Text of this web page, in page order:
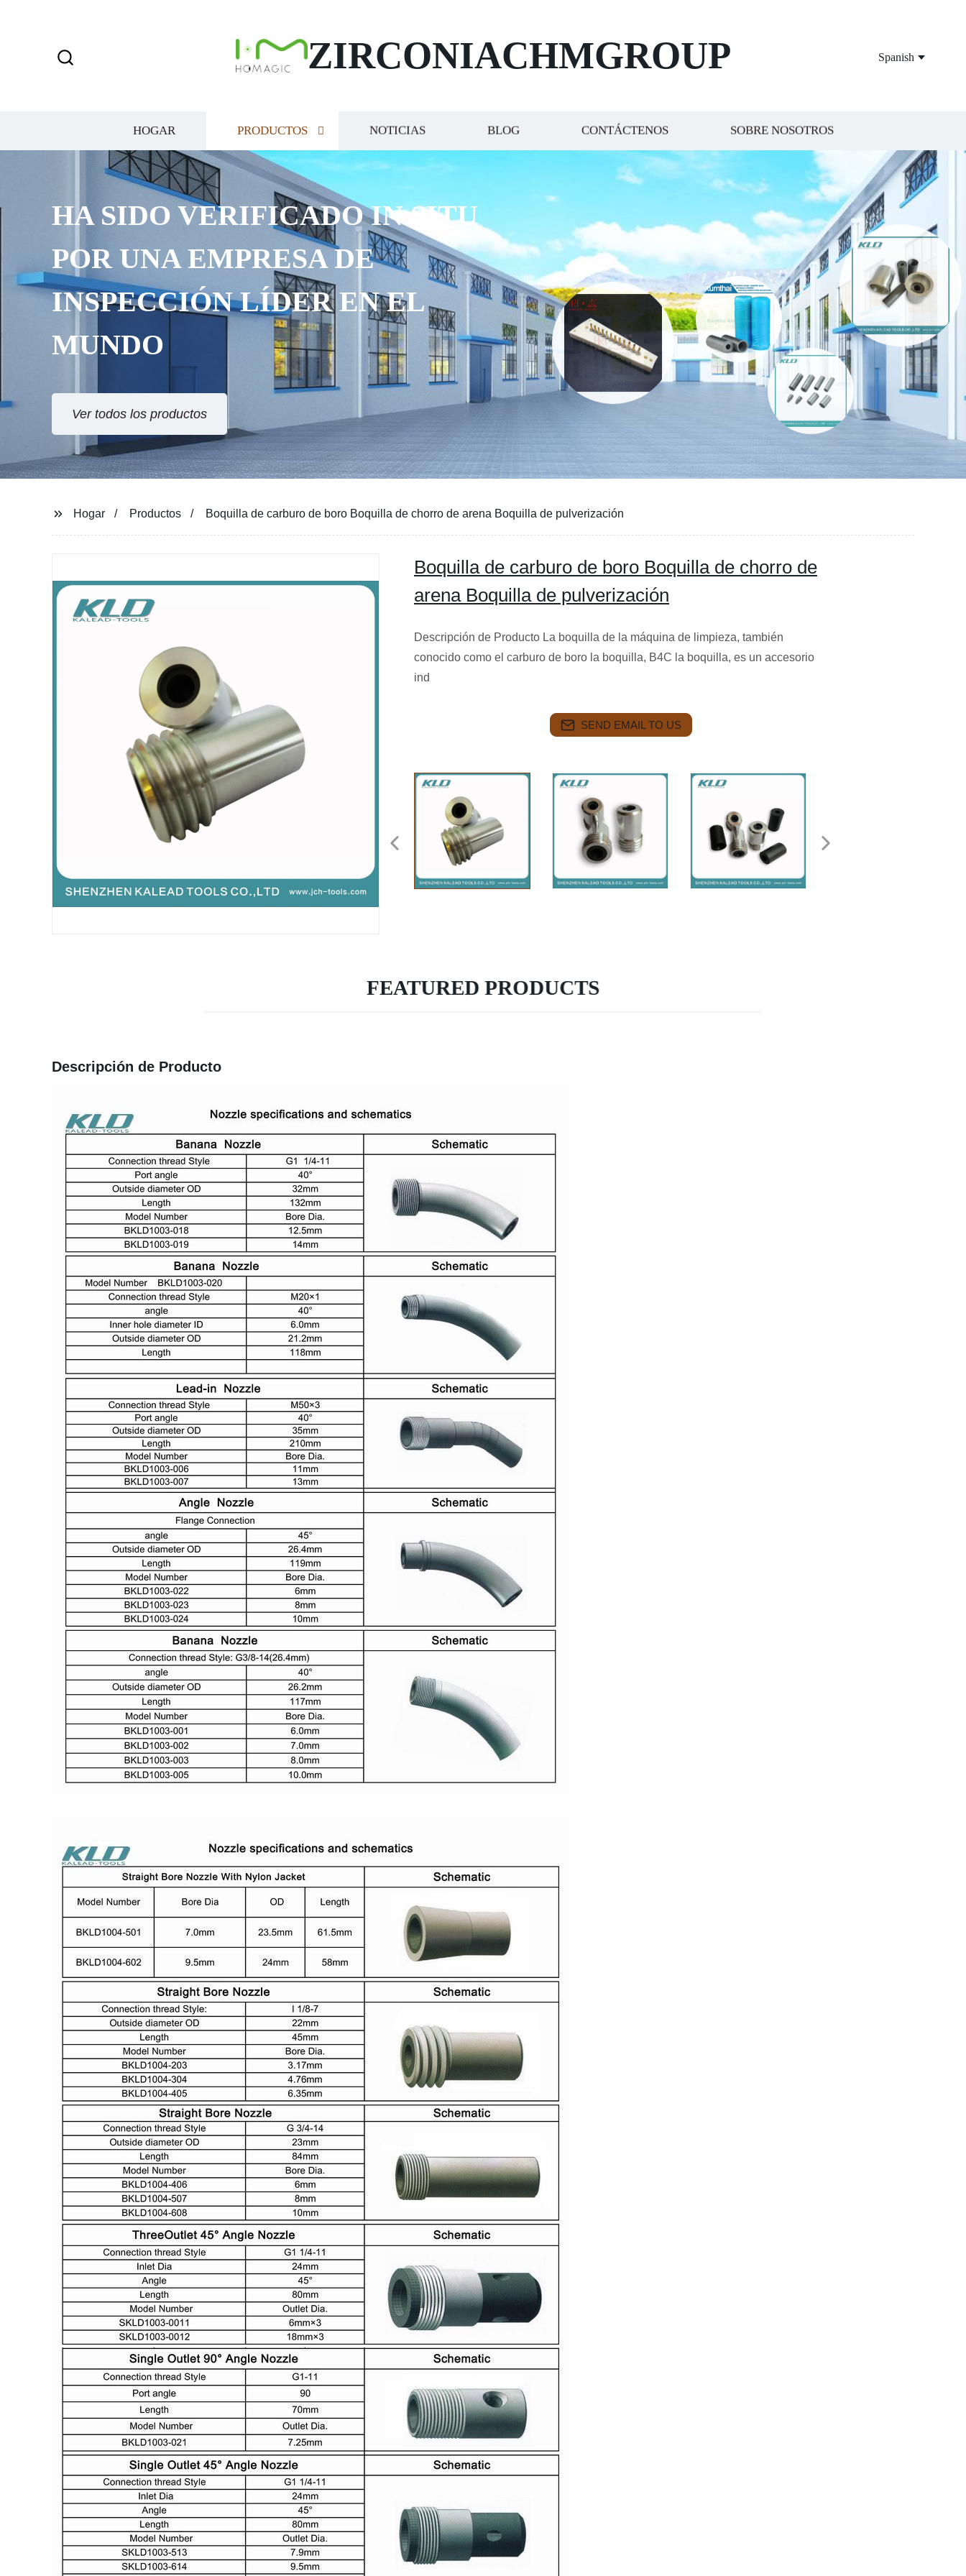
ZIRCONIACHMGROUP Spanish
HOGAR PRODUCTOS NOTICIAS BLOG CONTÁCTENOS SOBRE NOSOTROS
HA SIDO VERIFICADO IN SITU
POR UNA EMPRESA DE
INSPECCIÓN LÍDER EN EL
MUNDO
Ver todos los productos
Hogar Productos Boquilla de carburo de boro Boquilla de chorro de arena Boquilla de pulverización
Boquilla de carburo de boro Boquilla de chorro de
arena Boquilla de pulverización
Descripción de Producto La boquilla de la máquina de limpieza, también
conocido como el carburo de boro la boquilla, B4C la boquilla, es un accesorio
ind
SEND EMAIL TO US
FEATURED PRODUCTS
Descripción de Producto